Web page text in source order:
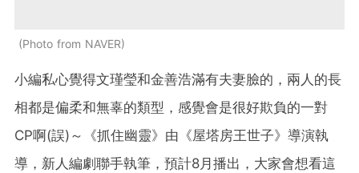
Photo from NAVER
小編私心覺得文瑾瑩和金善浩滿有夫妻臉的，兩人的長
相都是偏柔和無辜的類型，感覺會是很好欺負的一對
CP啊(誤)～《抓住幽靈》由《屋塔房王世子》導演執
導，新人編劇聯手執筆，預計8月播出，大家會想看這